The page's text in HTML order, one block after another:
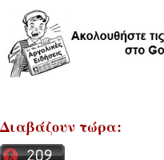
Διαβάζουν τώρα: